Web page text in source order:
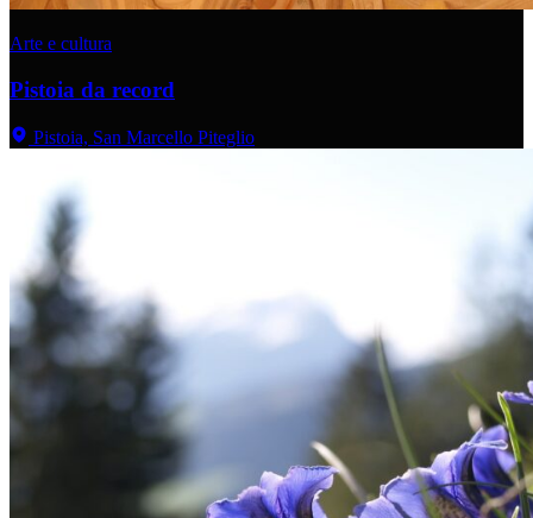
Arte e cultura
Pistoia da record
Pistoia, San Marcello Piteglio